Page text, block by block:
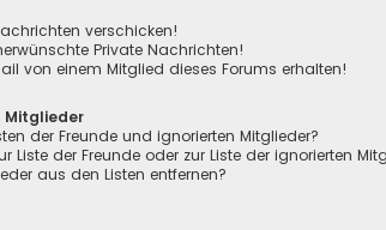
verschicken!
Private Nachrichten!
von einem Mitglied dieses Forums erhalten!
Mitglieder
der Freunde und ignorierten Mitglieder?
Liste der Freunde oder zur Liste der ignorierten
aus den Listen entfernen?